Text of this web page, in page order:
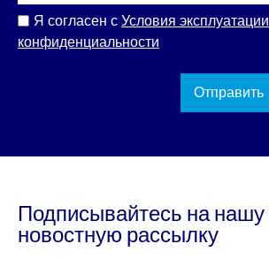
Я согласен сУсловия эксплуатации
конфиденциальности
Отправить
Подписывайтесь на нашу
новостную рассылку